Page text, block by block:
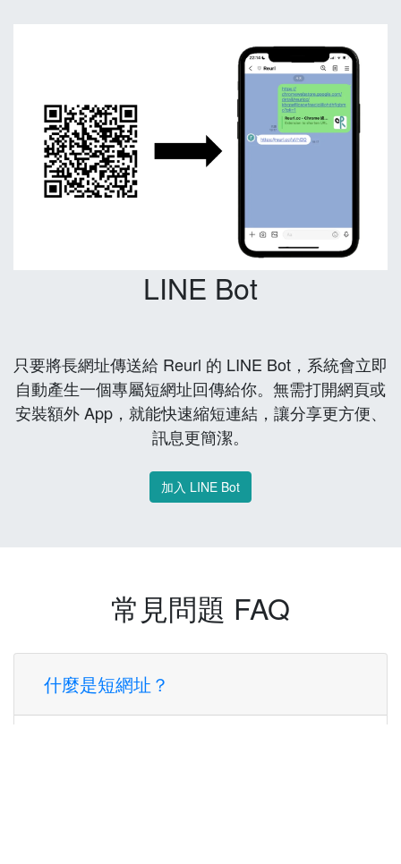
LINE Bot
只要將長網址傳送給 Reurl 的 LINE Bot，系統會立即
自動產生一個專屬短網址回傳給你。無需打開網頁或
安裝額外 App，就能快速縮短連結，讓分享更方便、
訊息更簡潔。
加入 LINE Bot
常見問題 FAQ
什麼是短網址？